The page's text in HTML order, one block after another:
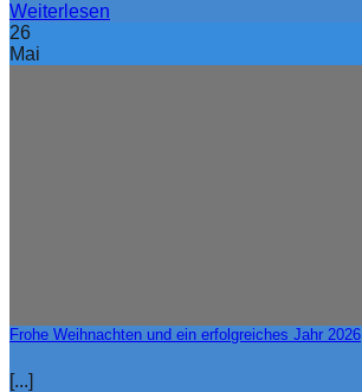
Weiterlesen
26
Mai
Frohe Weihnachten und ein erfolgreiches Jahr 2026
[...]